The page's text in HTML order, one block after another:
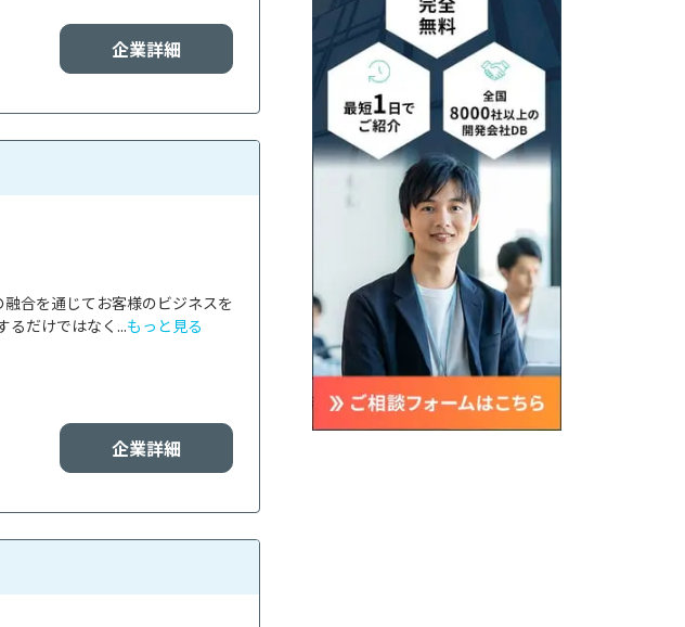
企業詳細
合を通じてお客様のビジネスを
るだけではなく...もっと見る
企業詳細